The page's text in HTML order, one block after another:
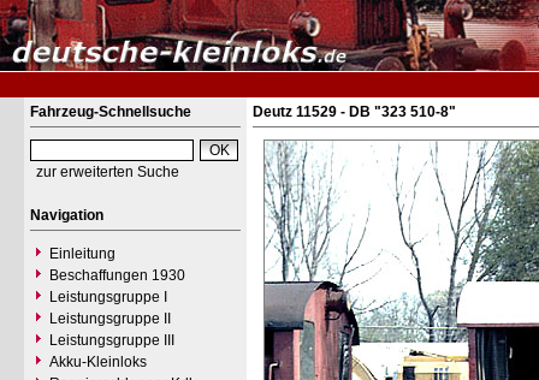
Fahrzeug-Schnellsuche
zur erweiterten Suche
Navigation
Einleitung
Beschaffungen 1930
Leistungsgruppe I
Leistungsgruppe II
Leistungsgruppe III
Akku-Kleinloks
Deutz 11529 - DB "323 510-8"